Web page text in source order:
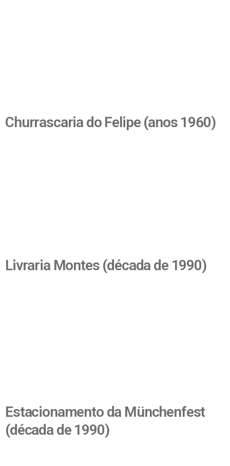
Churrascaria do Felipe (anos 1960)
Livraria Montes (década de 1990)
Estacionamento da Münchenfest
(década de 1990)